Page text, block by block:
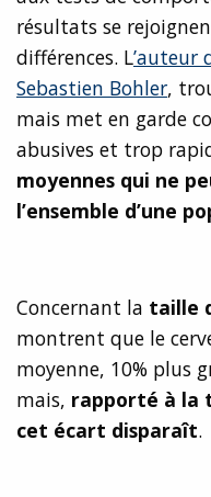
résultats se
différences. L’auteur
Sebastien Bohler,
mais met en garde
abusives et trop
moyennes qui ne
l’ensemble d’une
Concernant la taille
montrent que le
moyenne, 10% plus
mais, rapporté à la
cet écart disparaît.